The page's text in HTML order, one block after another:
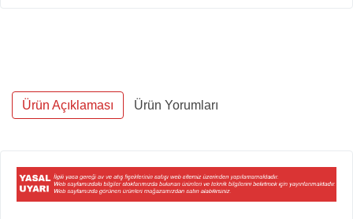
Ürün Açıklaması Ürün Yorumları